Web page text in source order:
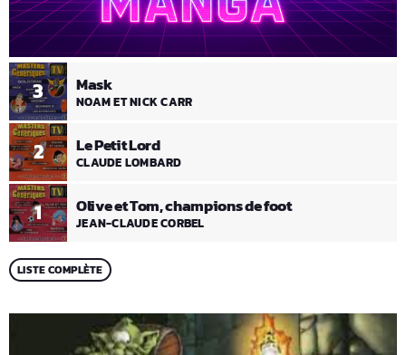
1 Olive et Tom, champions de foot
JEAN-CLAUDE CORBEL
2 Le Petit Lord
CLAUDE LOMBARD
3 Mask
NOAM ET NICK CARR
LISTE COMPLÈTE